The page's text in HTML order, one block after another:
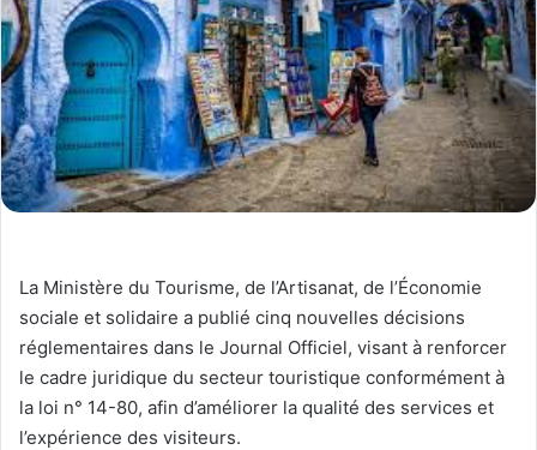
La Ministère du Tourisme, de l’Artisanat, de l’Économie
sociale et solidaire a publié cinq nouvelles décisions
réglementaires dans le Journal Officiel, visant à renforcer
le cadre juridique du secteur touristique conformément à
la loi n° 14-80, afin d’améliorer la qualité des services et
l’expérience des visiteurs.